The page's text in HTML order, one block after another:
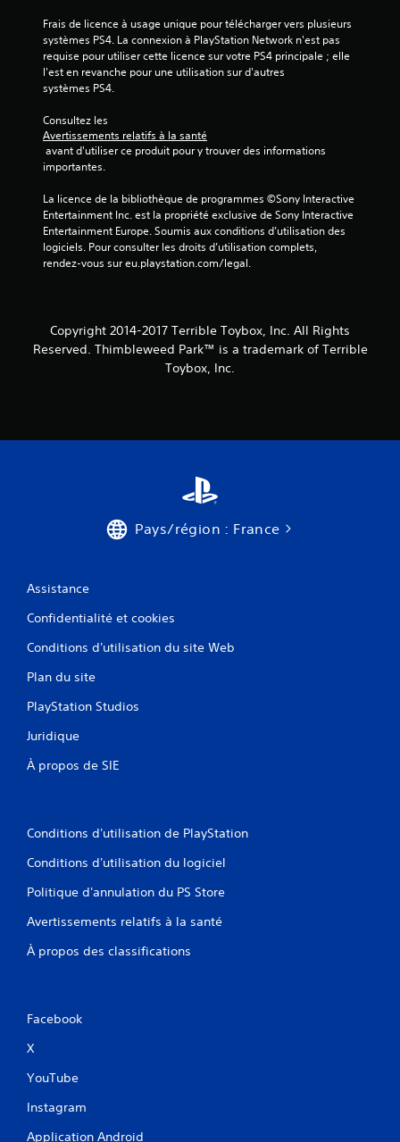
Frais de licence à usage unique pour télécharger vers plusieurs
systèmes PS4. La connexion à PlayStation Network n'est pas
requise pour utiliser cette licence sur votre PS4 principale ; elle
l'est en revanche pour une utilisation sur d'autres
systèmes PS4.
Consultez les
Avertissements relatifs à la santé
importantes.
La licence de la bibliothèque de programmes ©Sony Interactive
Entertainment Inc. est la propriété exclusive de Sony Interactive
Entertainment Europe. Soumis aux conditions d’utilisation des
logiciels. Pour consulter les droits d’utilisation complets,
rendez-vous sur eu.playstation.com/legal.
Copyright 2014-2017 Terrible Toybox, Inc. All Rights
Reserved. Thimbleweed Park™ is a trademark of Terrible
Toybox, Inc.
Pays/région : France
Assistance
Confidentialité et cookies
Conditions d'utilisation du site Web
Plan du site
PlayStation Studios
Juridique
À propos de SIE
Conditions d'utilisation de PlayStation
Conditions d'utilisation du logiciel
Politique d'annulation du PS Store
Avertissements relatifs à la santé
À propos des classifications
Facebook
X
YouTube
Instagram
Application Android